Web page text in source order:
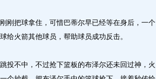
把球拿住，可惜巴蒂尔早已经等在身后，一个
给火箭其他球员，帮助球员成功反击。
不中，不过抢下篮板的布泽尔还未回过神，火